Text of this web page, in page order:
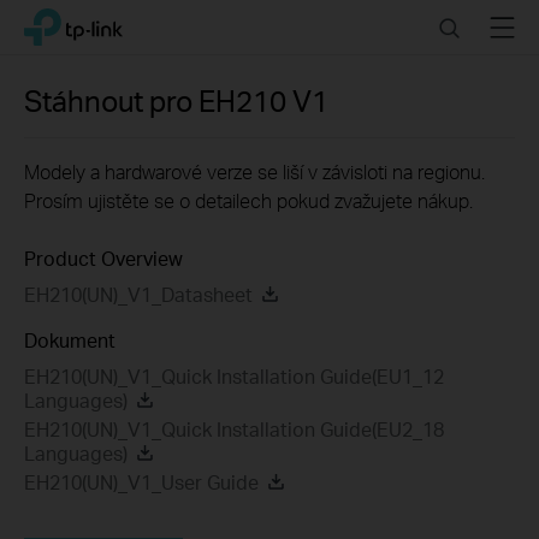
Click
navigation
TP-Link, Reliably Smart SearchMenu
Stáhnout pro EH210 V1
Modely a hardwarové verze se liší v závisloti na regionu.
Prosím ujistěte se o detailech pokud zvažujete nákup.
Product Overview
EH210(UN)_V1_Datasheet
Dokument
EH210(UN)_V1_Quick Installation Guide(EU1_12
Languages)
EH210(UN)_V1_Quick Installation Guide(EU2_18
Languages)
EH210(UN)_V1_User Guide